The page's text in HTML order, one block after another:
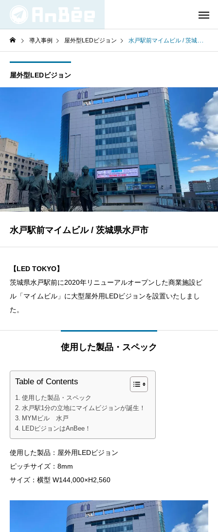
導入事例 屋外型LEDビジョン 水戸駅前マイムビル / 茨城県水戸市
屋外型LEDビジョン
水戸駅前マイムビル / 茨城県水戸市
【LED TOKYO】
茨城県水戸駅前に2020年リニューアルオープンした商業施設ビ
ル「マイムビル」に大型屋外用LEDビジョンを設置いたしまし
た。
使用した製品・スペック
Table of Contents
使用した製品・スペック
水戸駅1分の立地にマイムビジョンが誕生！
MYMビル 水戸
LEDビジョンはAnBee！
使用した製品：屋外用LEDビジョン
ピッチサイズ：8mm
サイズ：横型 W144,000×H2,560